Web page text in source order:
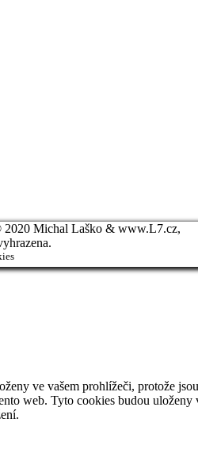
2020 Michal Laško & www.L7.cz,
ve vašem prohlížeči, protože
web. Tyto cookies budou uloženy